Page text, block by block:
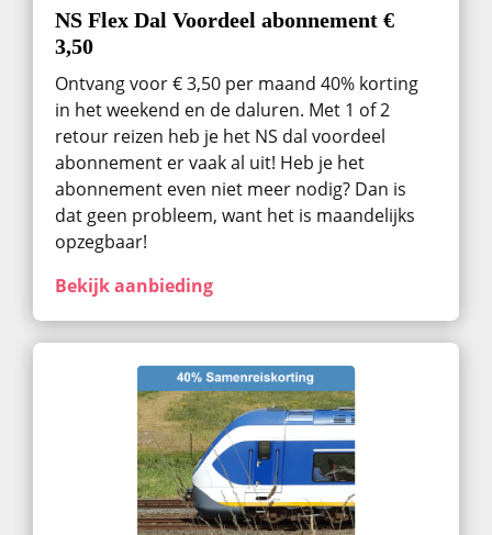
NS Flex Dal Voordeel abonnement €
3,50
Ontvang voor € 3,50 per maand 40% korting
in het weekend en de daluren. Met 1 of 2
retour reizen heb je het NS dal voordeel
abonnement er vaak al uit! Heb je het
abonnement even niet meer nodig? Dan is
dat geen probleem, want het is maandelijks
opzegbaar!
Bekijk aanbieding